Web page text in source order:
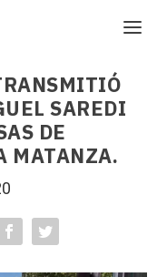
SAREDI
DE
MATANZA.